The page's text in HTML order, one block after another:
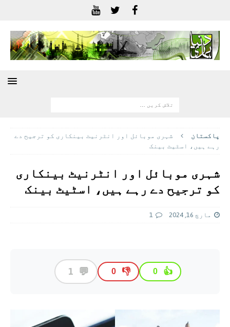
پاکستان
شہری موبائل اور انٹرنیٹ بینکاری کو ترجیح دے
رہے ہیں، اسٹیٹ بینک
شہری موبائل اور انٹرنیٹ بینکاری
کو ترجیح دے رہے ہیں، اسٹیٹ بینک
مارچ 16, 2024 1
👍
0
👎
0
💬
1